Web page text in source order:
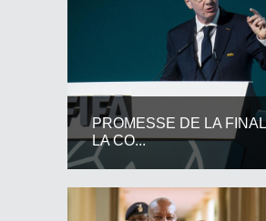
PROMESSE DE LA
LA CO...